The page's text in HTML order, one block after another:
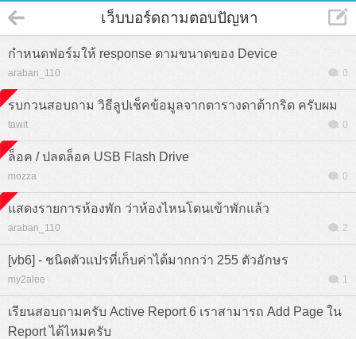
เว็บบอร์ดถามตอบปัญหา
กำหนดฟอร์มให้ response ตามขนาดของ Device
araban_110 0
รบกวนสอบถาม วิธีลูปเช็คข้อมูลจากตารางดาต้ากริด ครับผม
tawit 0
ล็อค / ปลดล็อค USB Flash Drive
mozza 0
แสดงรายการห้องพัก ว่าห้องไหนโดนเข้าพักแล้ว
araban_110 2
[vb6] - ชนิดตัวแปรที่เก็บค่าได้มากกว่า 255 ตัวอักษร
my2alee 1
เรียนสอบถามครับ Active Report 6 เราสามารถ Add Page ใน
Report ได้ไหมครับ